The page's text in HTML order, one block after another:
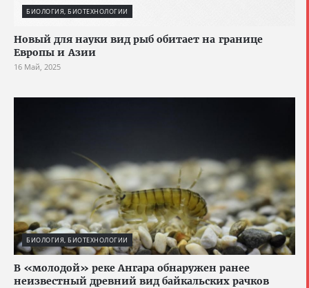
БИОЛОГИЯ, БИОТЕХНОЛОГИИ
Новый для науки вид рыб обитает на границе
Европы и Азии
16 Май, 2025
БИОЛОГИЯ, БИОТЕХНОЛОГИИ
В «молодой» реке Ангара обнаружен ранее
неизвестный древний вид байкальских рачков